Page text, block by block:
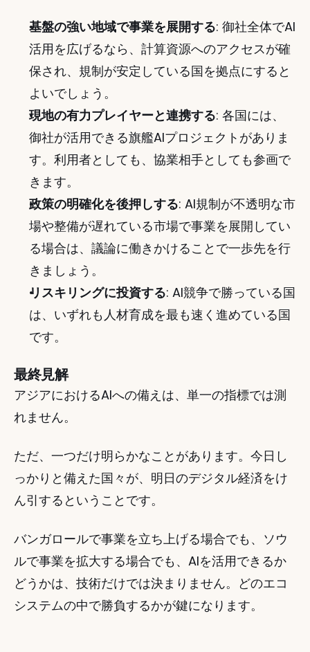
基盤の強い地域で事業を展開する: 御社全体でAI
活用を広げるなら、計算資源へのアクセスが確
保され、規制が安定している国を拠点にすると
よいでしょう。
現地の有力プレイヤーと連携する: 各国には、
御社が活用できる旗艦AIプロジェクトがありま
す。利用者としても、協業相手としても参画で
きます。
政策の明確化を後押しする: AI規制が不透明な市
場や整備が遅れている市場で事業を展開してい
る場合は、議論に働きかけることで一歩先を行
きましょう。
リスキリングに投資する: AI競争で勝っている国
は、いずれも人材育成を最も速く進めている国
です。
最終見解
アジアにおけるAIへの備えは、単一の指標では測
れません。
ただ、一つだけ明らかなことがあります。今日し
っかりと備えた国々が、明日のデジタル経済をけ
ん引するということです。
バンガロールで事業を立ち上げる場合でも、ソウ
ルで事業を拡大する場合でも、AIを活用できるか
どうかは、技術だけでは決まりません。どのエコ
システムの中で勝負するかが鍵になります。